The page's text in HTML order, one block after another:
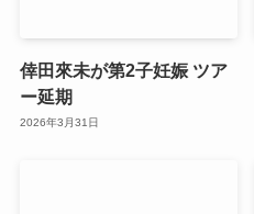
倖田來未が第2子妊娠 ツア
ー延期
2026年3月31日